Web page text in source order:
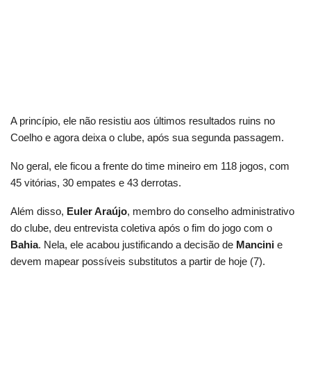
A princípio, ele não resistiu aos últimos resultados ruins no
Coelho e agora deixa o clube, após sua segunda passagem.
No geral, ele ficou a frente do time mineiro em 118 jogos, com
45 vitórias, 30 empates e 43 derrotas.
Além disso, Euler Araújo, membro do conselho administrativo
do clube, deu entrevista coletiva após o fim do jogo com o
Bahia. Nela, ele acabou justificando a decisão de Mancini e
devem mapear possíveis substitutos a partir de hoje (7).